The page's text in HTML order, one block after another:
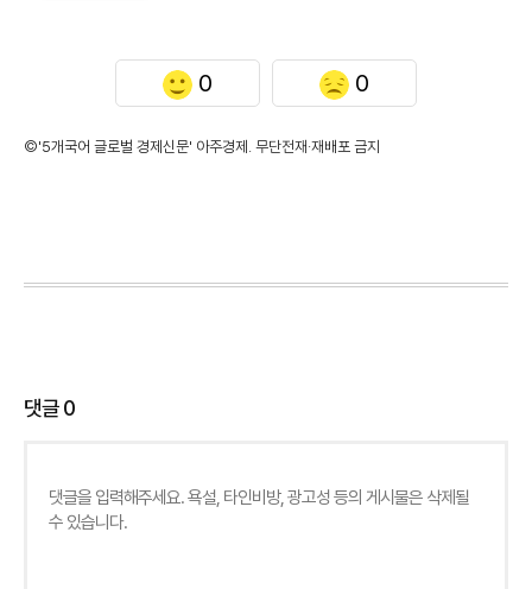
0 0
©'5개국어 글로벌 경제신문' 아주경제. 무단전재·재배포 금지
댓글0